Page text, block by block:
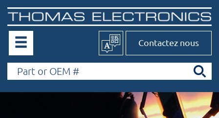
Contactez nous